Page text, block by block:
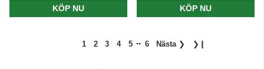
KÖP NU
KÖP NU
1 2 3 4 5 .. 6 Nästa ❯ ❯❙